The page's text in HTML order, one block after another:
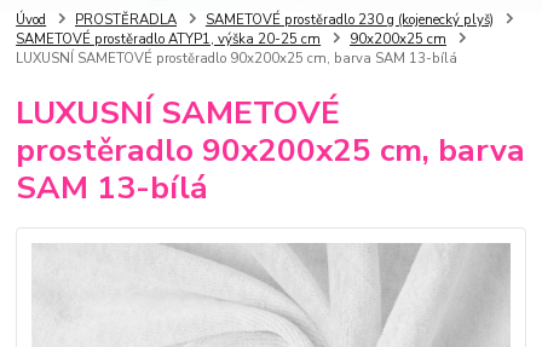
Úvod PROSTĚRADLA
SAMETOVÉ prostěradlo 230 g (kojenecký plyš)
SAMETOVÉ prostěradlo ATYP1, výška 20-25 cm
90x200x25 cm
LUXUSNÍ SAMETOVÉ prostěradlo 90x200x25 cm, barva SAM 13-bílá
LUXUSNÍ SAMETOVÉ
prostěradlo 90x200x25 cm, barva
SAM 13-bílá